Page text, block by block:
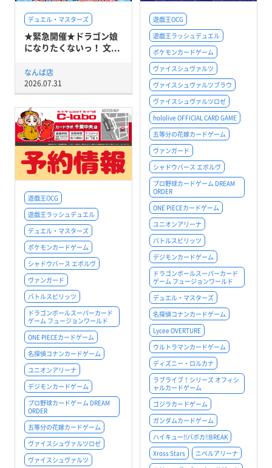
デュエル・マスターズ
★緊急開催★ドラゴン娘
になりたくないっ！ 文...
なんば店
2026.07.31
遊戯王OCG
遊戯王ラッシュデュエル
ポケモンカードゲーム
ヴァイスシュヴァルツ
ヴァイスシュヴァルツブラウ
ヴァイスシュヴァルツロゼ
hololive OFFICIAL CARD GAME
五等分の花嫁カードゲーム
ヴァンガード
シャドウバース エボルヴ
プロ野球カードゲーム DREAM
ORDER
ONE PIECEカードゲーム
ユニオンアリーナ
バトルスピリッツ
デジモンカードゲーム
ドラゴンボールスーパーカード
ゲーム フュージョンワールド
デュエル・マスターズ
名探偵コナンカードゲーム
Lycee OVERTURE
ウルトラマンカードゲーム
ディズニー・ロルカナ
ラブライブ！シリーズ オフィシ
ャルカードゲーム
ゴジラカードゲーム
ガンダムカードゲーム
ハイキュー!!バボカ!!BREAK
Xross Stars
ニベルアリーナ
遊戯王OCG
遊戯王ラッシュデュエル
デュエル・マスターズ
ポケモンカードゲーム
シャドウバース エボルヴ
ヴァンガード
バトルスピリッツ
ドラゴンボールスーパーカード
ゲーム フュージョンワールド
ONE PIECEカードゲーム
名探偵コナンカードゲーム
ユニオンアリーナ
デジモンカードゲーム
プロ野球カードゲーム DREAM
ORDER
五等分の花嫁カードゲーム
ヴァイスシュヴァルツロゼ
ヴァイスシュヴァルツ